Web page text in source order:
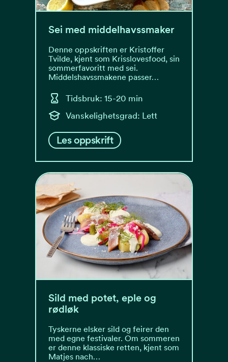
Sei med middelhavssmaker
Denne oppskriften er Kristoffer
Tvilde, kjent som Krisslovesfood, sin
sommerfavoritt med sei.
Middelshavssmakene passer…
Tidsbruk: 15-20 min
Vanskelighetsgrad: Lett
Les oppskrift
Sild med potet, eple og
rødløk
Tyskerne elsker sild og feirer den
med egne festivaler. Om sommeren
er denne klassiske retten, kjent som
Matjes nach…